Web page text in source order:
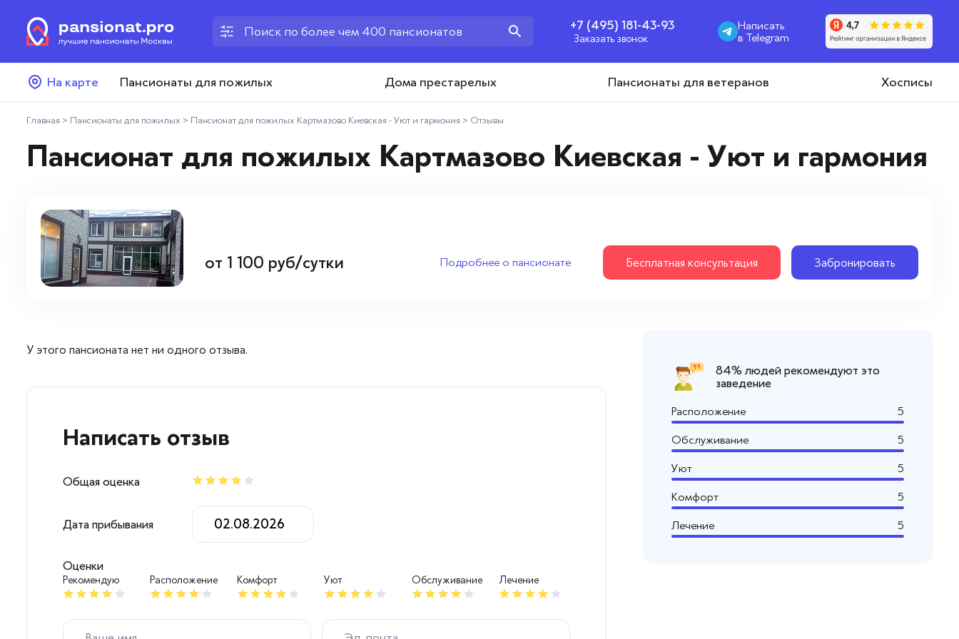
+7 (495) 181-43-93
Заказать звонок
Написать
в Telegram
На карте Пансионаты для пожилых Дома престарелых Пансионаты для ветеранов Хосписы
Пансионаты для пожилых
Дома престарелых
Как выбрать пансионат
Добавить пансионат
Отзывы
Контакты
Заказать звонок
Главная > Пансионаты для пожилых > Пансионат для пожилых Картмазово Киевская - Уют и гармония > Отзывы
Пансионат для пожилых Картмазово Киевская - Уют и гармония
от 1 100 руб/сутки Подробнее о пансионате Бесплатная консультация Забронировать
У этого пансионата нет ни одного отзыва.
Написать отзыв
Общая оценка
Дата прибывания
Оценки
Рекомендую Расположение Комфорт Уют Обслуживание Лечение
84% людей рекомендуют это
заведение
Расположение 5
Обслуживание 5
Уют 5
Комфорт 5
Лечение 5